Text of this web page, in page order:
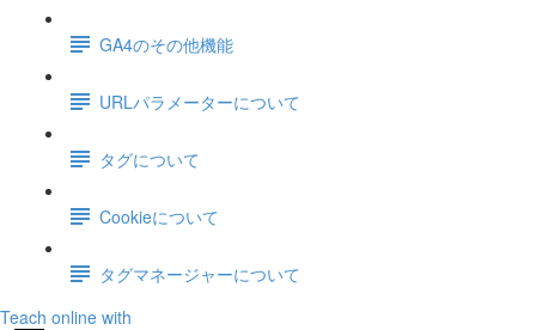
GA4のその他機能
URLパラメーターについて
タグについて
Cookieについて
タグマネージャーについて
Teach online with